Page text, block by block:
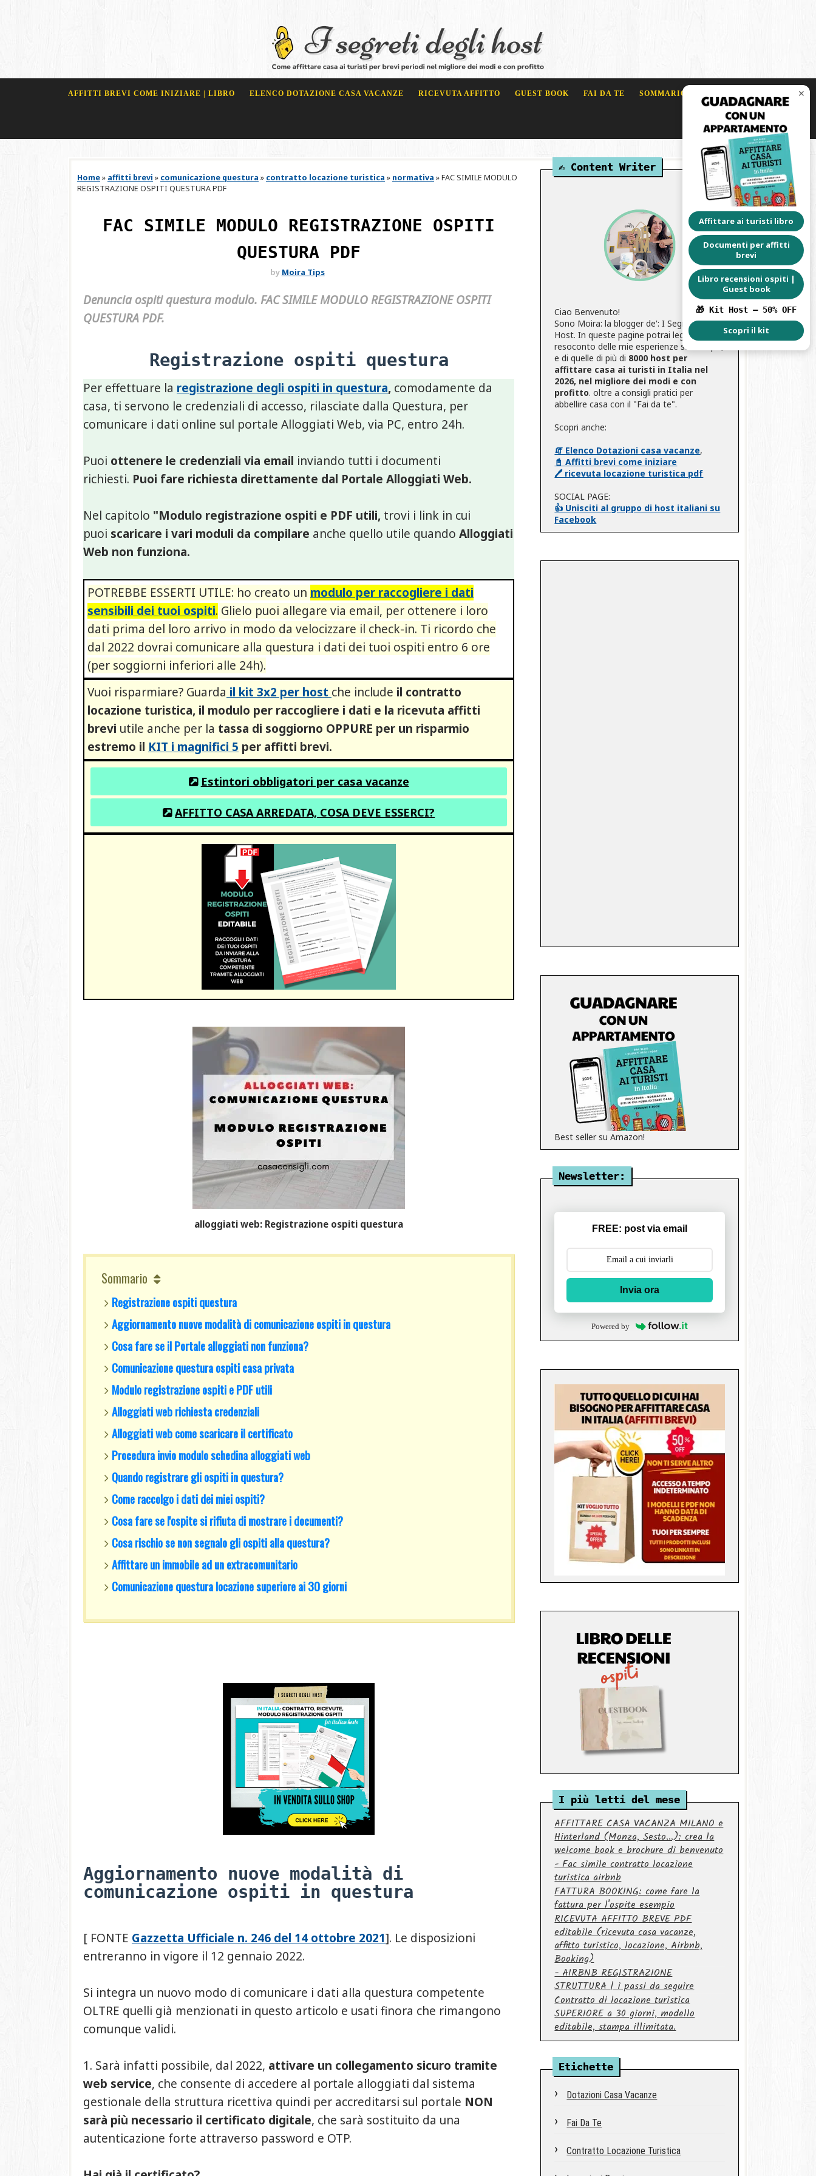
AFFITTI BREVI COME INIZIARE | LIBRO ELENCO DOTAZIONE CASA VACANZE RICEVUTA AFFITTO GUEST BOOK FAI DA TE SOMMARIO BLOG
Home» affitti brevi » comunicazione questura » contratto locazione turistica » normativa »FAC SIMILE MODULO
REGISTRAZIONE OSPITI QUESTURA PDF
FAC SIMILE MODULO REGISTRAZIONE OSPITI
QUESTURA PDF
by Moira Tips
Denuncia ospiti questura modulo. FAC SIMILE MODULO REGISTRAZIONE OSPITI
QUESTURA PDF.
Registrazione ospiti questura
Per effettuare la registrazione degli ospiti in questura, comodamente da
casa, ti servono le credenziali di accesso, rilasciate dalla Questura, per
comunicare i dati online sul portale Alloggiati Web, via PC, entro 24h.
Puoi ottenere le credenziali via email inviando tutti i documenti
richiesti. Puoi fare richiesta direttamente dal Portale Alloggiati Web.
Nel capitolo "Modulo registrazione ospiti e PDF utili, trovi i link in cui
puoi scaricare i vari moduli da compilare anche quello utile quando Alloggiati
Web non funziona.
POTREBBE ESSERTI UTILE: ho creato un modulo per raccogliere i dati
sensibili dei tuoi ospiti. Glielo puoi allegare via email, per ottenere i loro
dati prima del loro arrivo in modo da velocizzare il check-in. Ti ricordo che
dal 2022 dovrai comunicare alla questura i dati dei tuoi ospiti entro 6 ore
(per soggiorni inferiori alle 24h).
Vuoi risparmiare? Guarda il kit 3x2 per host che include il contratto
locazione turistica, il modulo per raccogliere i dati e la ricevuta affitti
brevi utile anche per la tassa di soggiorno OPPURE per un risparmio
estremo il KIT i magnifici 5 per affitti brevi.
Estintori obbligatori per casa vacanze
AFFITTO CASA ARREDATA, COSA DEVE ESSERCI?
alloggiati web: Registrazione ospiti questura
Sommario
Registrazione ospiti questura
Aggiornamento nuove modalità di comunicazione ospiti in questura
Cosa fare se il Portale alloggiati non funziona?
Comunicazione questura ospiti casa privata
Modulo registrazione ospiti e PDF utili
Alloggiati web richiesta credenziali
Alloggiati web come scaricare il certificato
Procedura invio modulo schedina alloggiati web
Quando registrare gli ospiti in questura?
Come raccolgo i dati dei miei ospiti?
Cosa fare se l'ospite si rifiuta di mostrare i documenti?
Cosa rischio se non segnalo gli ospiti alla questura?
Affittare un immobile ad un extracomunitario
Comunicazione questura locazione superiore ai 30 giorni
Aggiornamento nuove modalità di
comunicazione ospiti in questura
[ FONTE Gazzetta Ufficiale n. 246 del 14 ottobre 2021]. Le disposizioni
entreranno in vigore il 12 gennaio 2022.
Si integra un nuovo modo di comunicare i dati alla questura competente
OLTRE quelli già menzionati in questo articolo e usati finora che rimangono
comunque validi.
1. Sarà infatti possibile, dal 2022, attivare un collegamento sicuro tramite
web service, che consente di accedere al portale alloggiati dal sistema
gestionale della struttura ricettiva quindi per accreditarsi sul portale NON
sarà più necessario il certificato digitale, che sarà sostituito da una
autenticazione forte attraverso password e OTP.
✍️ Content Writer
Ciao Benvenuto!
Sono Moira: la blogger de': I Segreti degli
Host. In queste pagine potrai leggere il
resoconto delle mie esperienze sul campo,
e di quelle di più di 8000 host per
affittare casa ai turisti in Italia nel
2026, nel migliore dei modi e con
profitto. oltre a consigli pratici per
abbellire casa con il "Fai da te".
Scopri anche:
🧯 Elenco Dotazioni casa vacanze,
📓 Affitti brevi come iniziare
🖊️ ricevuta locazione turistica pdf
SOCIAL PAGE:
👍 Unisciti al gruppo di host italiani su
Facebook
Best seller su Amazon!
Newsletter:
FREE: post via email
Invia ora
Powered by
I più letti del mese
AFFITTARE CASA VACANZA MILANO e
Hinterland (Monza, Sesto...): crea la
welcome book e brochure di benvenuto
- Fac simile contratto locazione
turistica airbnb
FATTURA BOOKING: come fare la
fattura per l'ospite esempio
RICEVUTA AFFITTO BREVE PDF
editabile (ricevuta casa vacanze,
affitto turistico, locazione, Airbnb,
Booking)
- AIRBNB REGISTRAZIONE
STRUTTURA | i passi da seguire
Contratto di locazione turistica
SUPERIORE a 30 giorni, modello
editabile, stampa illimitata.
Etichette
Dotazioni Casa Vacanze
Fai Da Te
Contratto Locazione Turistica
✕
Affittare ai turisti libro
Documenti per affitti
brevi
Libro recensioni ospiti |
Guest book
🎁 Kit Host – 50% OFF
Scopri il kit